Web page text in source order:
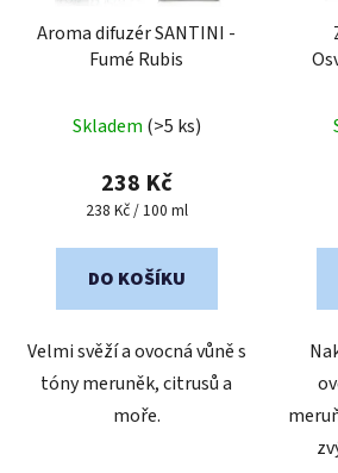
Aroma difuzér SANTINI -
Fumé Rubis
hodnocení
produktu
je
z
Skladem (>5 ks)
238 Kč
Měrná
238 Kč / 100 ml
DO KOŠÍKU
Velmi svěží a ovocná vůně s
tóny meruněk, citrusů a
moře.